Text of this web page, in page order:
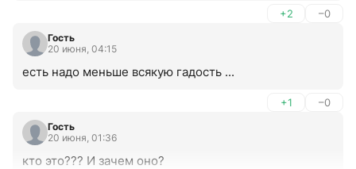
+2 –0
Гость
20 июня, 04:15
есть надо меньше всякую гадость ...
+1 –0
Гость
20 июня, 01:36
кто это??? И зачем оно?